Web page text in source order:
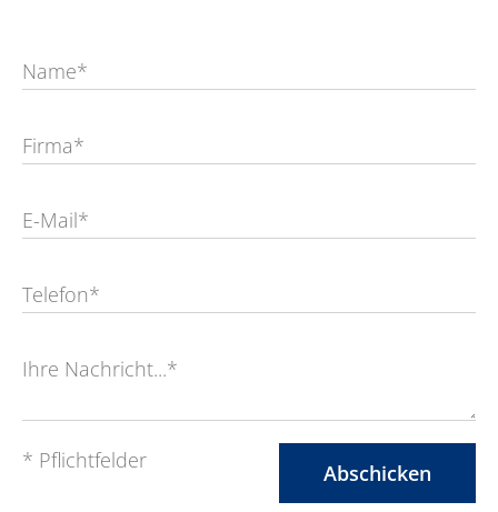
Name*
Firma*
E-Mail*
Telefon*
Ihre Nachricht...*
* Pflichtfelder